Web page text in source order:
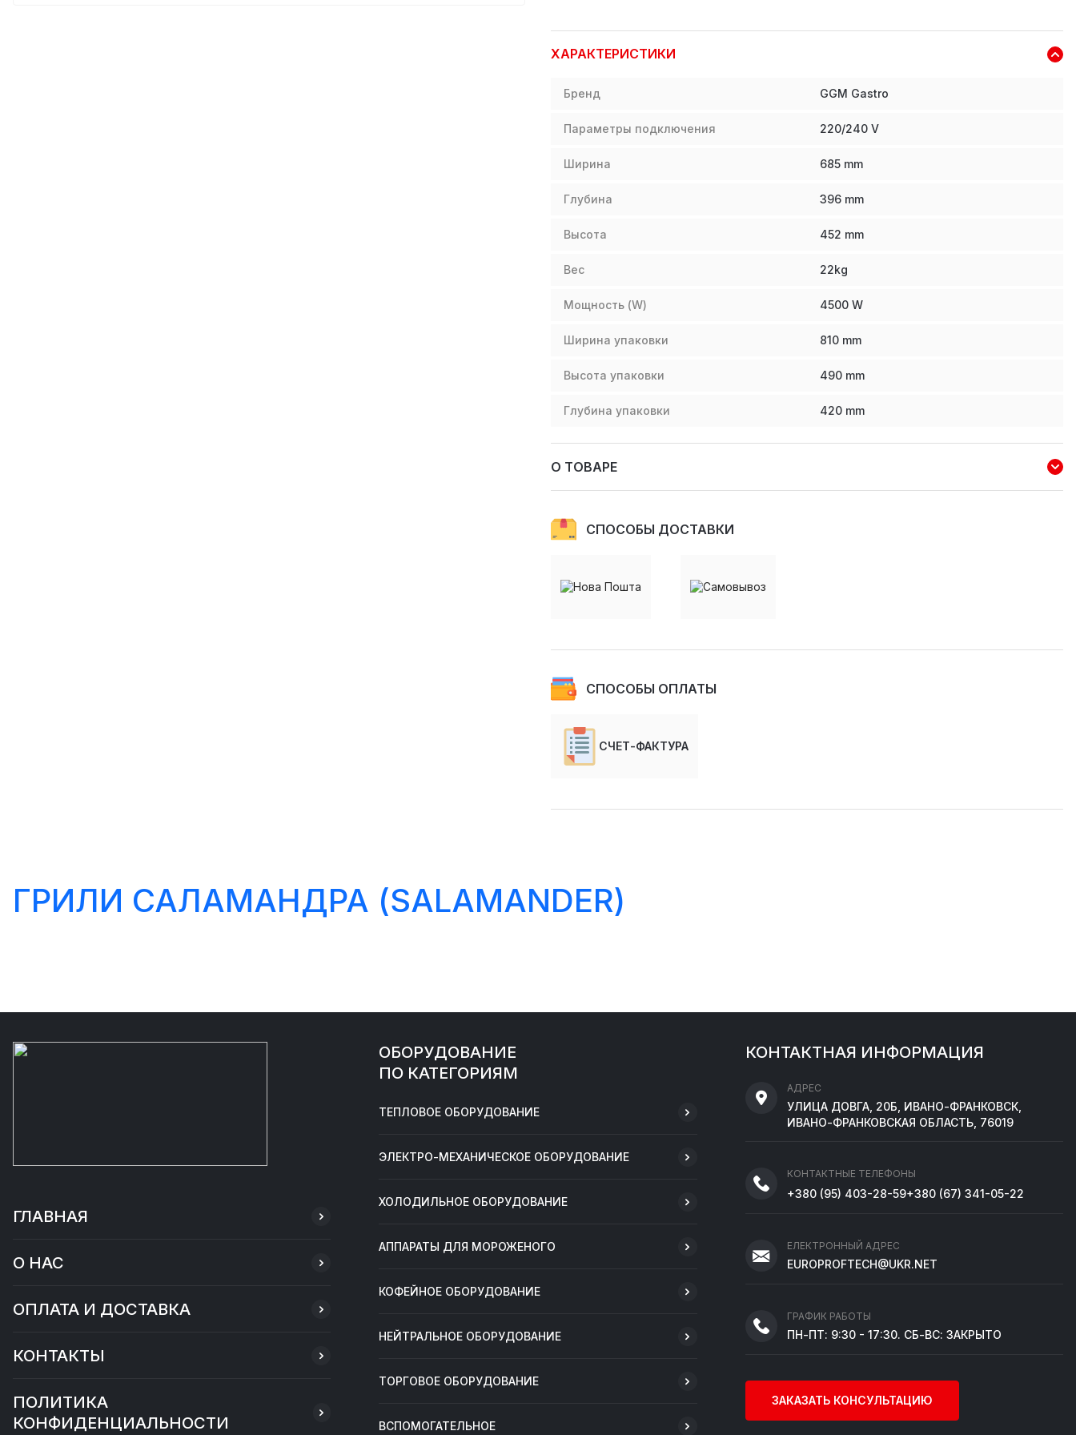
ХАРАКТЕРИСТИКИ
Бренд GGM Gastro
Параметры подключения 220/240 V
Ширина 685 mm
Глубина 396 mm
Высота 452 mm
Вес 22kg
Мощность (W) 4500 W
Ширина упаковки 810 mm
Высота упаковки 490 mm
Глубина упаковки 420 mm
О ТОВАРЕ
СПОСОБЫ ДОСТАВКИ
СПОСОБЫ ОПЛАТЫ
СЧЕТ-ФАКТУРА
ГРИЛИ САЛАМАНДРА (SALAMANDER)
ГЛАВНАЯ
О НАС
ОПЛАТА И ДОСТАВКА
КОНТАКТЫ
ПОЛИТИКА
КОНФИДЕНЦИАЛЬНОСТИ
ОБОРУДОВАНИЕ
ПО КАТЕГОРИЯМ
ТЕПЛОВОЕ ОБОРУДОВАНИЕ
ЭЛЕКТРО-МЕХАНИЧЕСКОЕ ОБОРУДОВАНИЕ
ХОЛОДИЛЬНОЕ ОБОРУДОВАНИЕ
АППАРАТЫ ДЛЯ МОРОЖЕНОГО
КОФЕЙНОЕ ОБОРУДОВАНИЕ
НЕЙТРАЛЬНОЕ ОБОРУДОВАНИЕ
ТОРГОВОЕ ОБОРУДОВАНИЕ
ВСПОМОГАТЕЛЬНОЕ
КОНТАКТНАЯ ИНФОРМАЦИЯ
АДРЕС
УЛИЦА ДОВГА, 20Б, ИВАНО-ФРАНКОВСК,
ИВАНО-ФРАНКОВСКАЯ ОБЛАСТЬ, 76019
КОНТАКТНЫЕ ТЕЛЕФОНЫ
+380 (95) 403-28-59+380 (67) 341-05-22
ЕЛЕКТРОННЫЙ АДРЕС
EUROPROFTECH@UKR.NET
ГРАФИК РАБОТЫ
ПН-ПТ: 9:30 - 17:30. СБ-ВС: ЗАКРЫТО
ЗАКАЗАТЬ КОНСУЛЬТАЦИЮ